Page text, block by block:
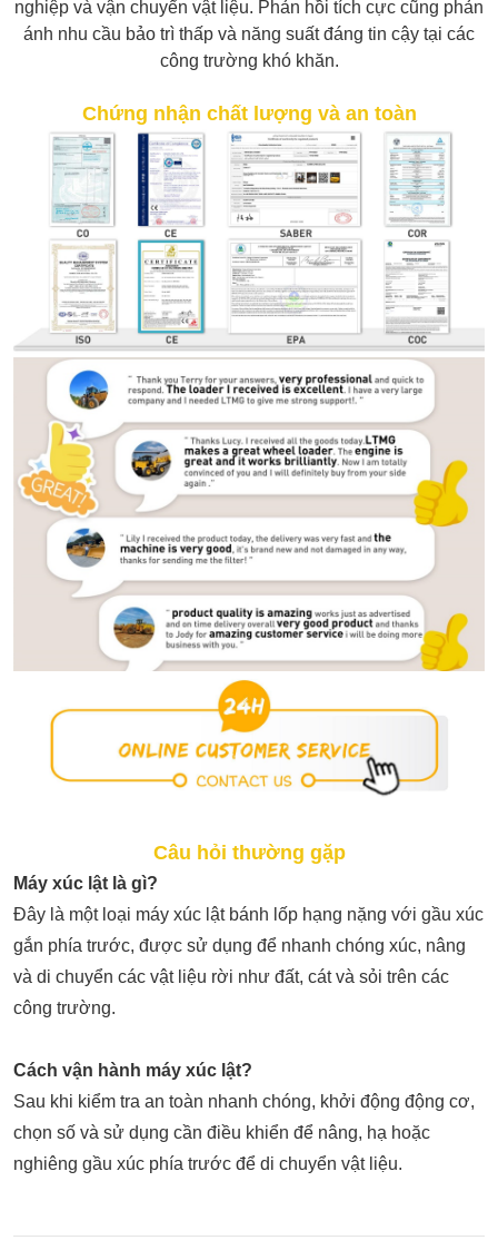
nghiệp và vận chuyển vật liệu. Phản hồi tích cực cũng phản
ánh nhu cầu bảo trì thấp và năng suất đáng tin cậy tại các
công trường khó khăn.
Chứng nhận chất lượng và an toàn
Câu hỏi thường gặp
Máy xúc lật là gì?
Đây là một loại máy xúc lật bánh lốp hạng nặng với gầu xúc
gắn phía trước, được sử dụng để nhanh chóng xúc, nâng
và di chuyển các vật liệu rời như đất, cát và sỏi trên các
công trường.
Cách vận hành máy xúc lật?
Sau khi kiểm tra an toàn nhanh chóng, khởi động động cơ,
chọn số và sử dụng cần điều khiển để nâng, hạ hoặc
nghiêng gầu xúc phía trước để di chuyển vật liệu.